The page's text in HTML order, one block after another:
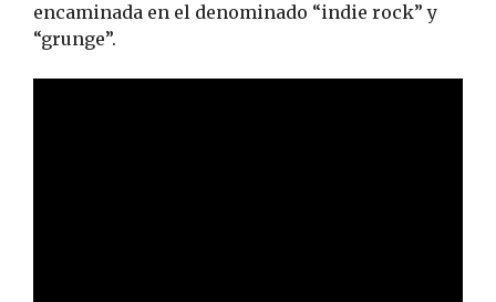
encaminada en el denominado “indie rock” y
“grunge”.